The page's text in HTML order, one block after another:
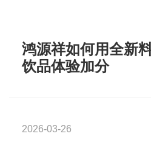
鸿源祥如何用全新
饮品体验加分
2026-03-26